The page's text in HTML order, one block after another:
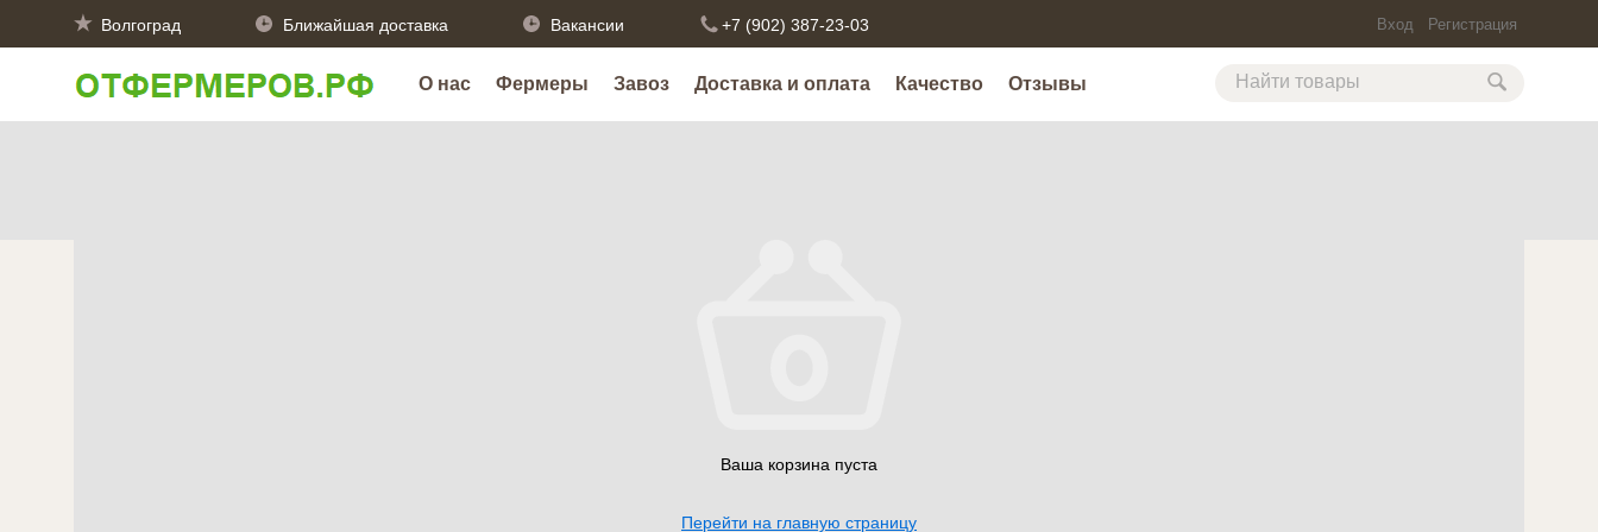
Волгоград Ближайшая доставка Вакансии +7 (902) 387-23-03 Вход Регистрация
О нас Фермеры Завоз Доставка и оплата Качество Отзывы
Ваша корзина пуста
Перейти на главную страницу